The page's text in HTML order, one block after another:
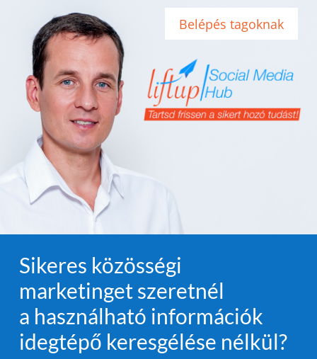
Belépés tagoknak
Sikeres közösségi
marketinget szeretnél
a használható információk
idegtépő keresgélése nélkül?